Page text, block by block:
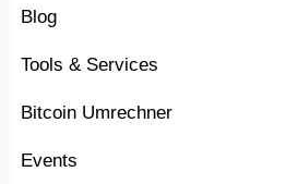
Blog
Tools & Services
Bitcoin Umrechner
Events